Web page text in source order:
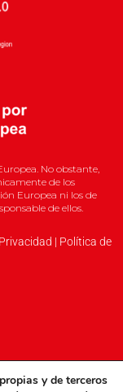
No obstante,
de los
Europea ni los de
de ellos.
| Política de
yde terceros